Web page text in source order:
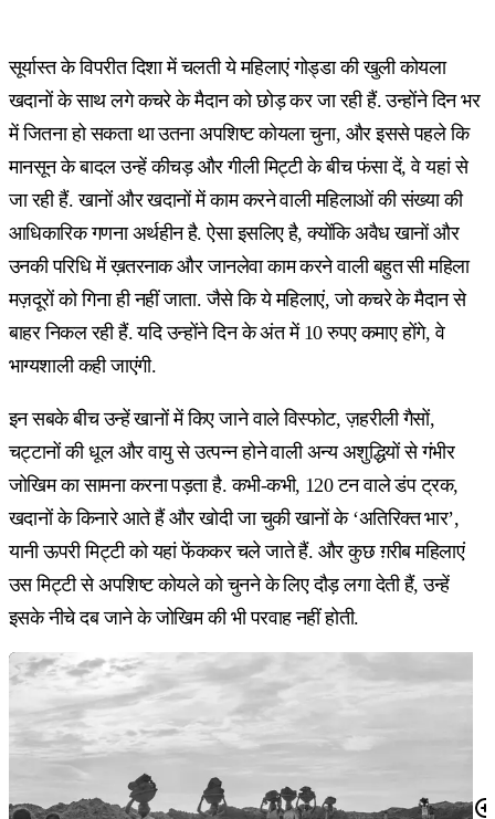
सूर्यास्त के विपरीत दिशा में चलती ये महिलाएं गोड्डा की खुली कोयला
खदानों के साथ लगे कचरे के मैदान को छोड़ कर जा रही हैं. उन्होंने दिन भर
में जितना हो सकता था उतना अपशिष्ट कोयला चुना, और इससे पहले कि
मानसून के बादल उन्हें कीचड़ और गीली मिट्टी के बीच फंसा दें, वे यहां से
जा रही हैं. खानों और खदानों में काम करने वाली महिलाओं की संख्या की
आधिकारिक गणना अर्थहीन है. ऐसा इसलिए है, क्योंकि अवैध खानों और
उनकी परिधि में ख़तरनाक और जानलेवा काम करने वाली बहुत सी महिला
मज़दूरों को गिना ही नहीं जाता. जैसे कि ये महिलाएं, जो कचरे के मैदान से
बाहर निकल रही हैं. यदि उन्होंने दिन के अंत में 10 रुपए कमाए होंगे, वे
भाग्यशाली कही जाएंगी.
इन सबके बीच उन्हें खानों में किए जाने वाले विस्फोट, ज़हरीली गैसों,
चट्टानों की धूल और वायु से उत्पन्न होने वाली अन्य अशुद्धियों से गंभीर
जोखिम का सामना करना पड़ता है. कभी-कभी, 120 टन वाले डंप ट्रक,
खदानों के किनारे आते हैं और खोदी जा चुकी खानों के ‘अतिरिक्त भार’,
यानी ऊपरी मिट्टी को यहां फेंककर चले जाते हैं. और कुछ ग़रीब महिलाएं
उस मिट्टी से अपशिष्ट कोयले को चुनने के लिए दौड़ लगा देती हैं, उन्हें
इसके नीचे दब जाने के जोखिम की भी परवाह नहीं होती.